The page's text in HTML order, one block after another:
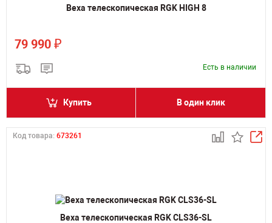
Веха телескопическая RGK HIGH 8
79 990 ₽
Есть в наличии
Купить В один клик
Код товара: 673261
Веха телескопическая RGK CLS36-SL